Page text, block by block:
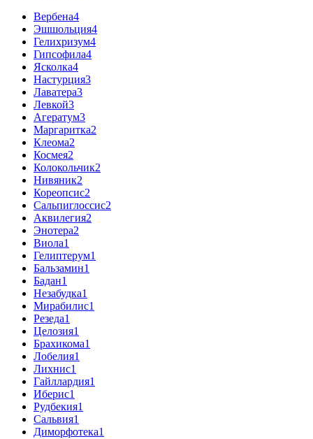
Вербена4
Эшшольция4
Гелихризум4
Гипсофила4
Ясколка4
Настурция3
Лаватера3
Левкой3
Агератум3
Маргаритка2
Клеома2
Космея2
Колокольчик2
Нивяник2
Кореопсис2
Сальпиглоссис2
Аквилегия2
Энотера2
Виола1
Гелиптерум1
Бальзамин1
Бадан1
Незабудка1
Мирабилис1
Резеда1
Целозия1
Брахикома1
Лобелия1
Лихнис1
Гайллардия1
Иберис1
Рудбекия1
Сальвия1
Диморфотека1